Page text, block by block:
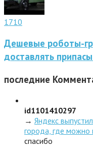
1710
Дешевые роботы-
доставлять
последние
id1101410297
→ Яндекс
города, где
спасибо